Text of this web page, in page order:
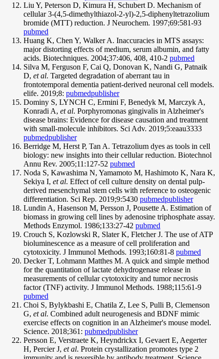
Liu Y, Peterson D, Kimura H, Schubert D. Mechanism of
cellular 3-(4,5-dimethylthiazol-2-yl)-2,5-diphenyltetrazolium
bromide (MTT) reduction. J Neurochem. 1997;69:581-93
pubmed
Huang K, Chen Y, Walker A. Inaccuracies in MTS assays:
major distorting effects of medium, serum albumin, and fatty
acids. Biotechniques. 2004;37:406, 408, 410-2 pubmed
Silva M, Ferguson F, Cai Q, Donovan K, Nandi G, Patnaik
D, et al. Targeted degradation of aberrant tau in
frontotemporal dementia patient-derived neuronal cell models.
elife. 2019;8: pubmedpublisher
Dominy S, LYNCH C, Ermini F, Benedyk M, Marczyk A,
Konradi A, et al. Porphyromonas gingivalis in Alzheimer's
disease brains: Evidence for disease causation and treatment
with small-molecule inhibitors. Sci Adv. 2019;5:eaau3333
pubmedpublisher
Berridge M, Herst P, Tan A. Tetrazolium dyes as tools in cell
biology: new insights into their cellular reduction. Biotechnol
Annu Rev. 2005;11:127-52 pubmed
Noda S, Kawashima N, Yamamoto M, Hashimoto K, Nara K,
Sekiya I, et al. Effect of cell culture density on dental pulp-
derived mesenchymal stem cells with reference to osteogenic
differentiation. Sci Rep. 2019;9:5430 pubmedpublisher
Lundin A, Hasenson M, Persson J, Pousette A. Estimation of
biomass in growing cell lines by adenosine triphosphate assay.
Methods Enzymol. 1986;133:27-42 pubmed
Crouch S, Kozlowski R, Slater K, Fletcher J. The use of ATP
bioluminescence as a measure of cell proliferation and
cytotoxicity. J Immunol Methods. 1993;160:81-8 pubmed
Decker T, Lohmann Matthes M. A quick and simple method
for the quantitation of lactate dehydrogenase release in
measurements of cellular cytotoxicity and tumor necrosis
factor (TNF) activity. J Immunol Methods. 1988;115:61-9
pubmed
Choi S, Bylykbashi E, Chatila Z, Lee S, Pulli B, Clemenson
G, et al. Combined adult neurogenesis and BDNF mimic
exercise effects on cognition in an Alzheimer's mouse model.
Science. 2018;361: pubmedpublisher
Persson E, Verstraete K, Heyndrickx I, Gevaert E, Aegerter
H, Percier J, et al. Protein crystallization promotes type 2